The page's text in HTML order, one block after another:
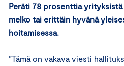
Peräti 78 prosenttia
melko tai erittäin hyvänä
hoitamisessa.
”Tämä on vakava viesti